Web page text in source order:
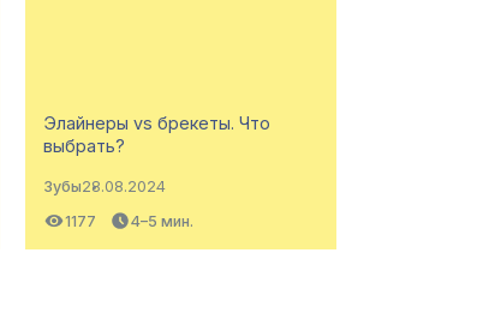
Элайнеры vs брекеты. Что
выбрать?
Зубы28.08.2024
1177
4–5 мин.